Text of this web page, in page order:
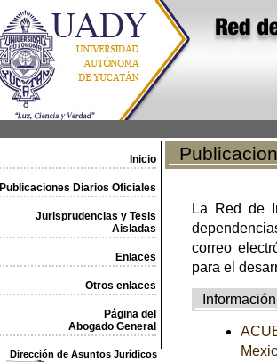
Inicio
Publicaciones Diarios Oficiales
Jurisprudencias y Tesis
Aisladas
Enlaces
Otros enlaces
Página del
Abogado General
Dirección de Asuntos Jurídicos
La Red de
correo
para el
Información